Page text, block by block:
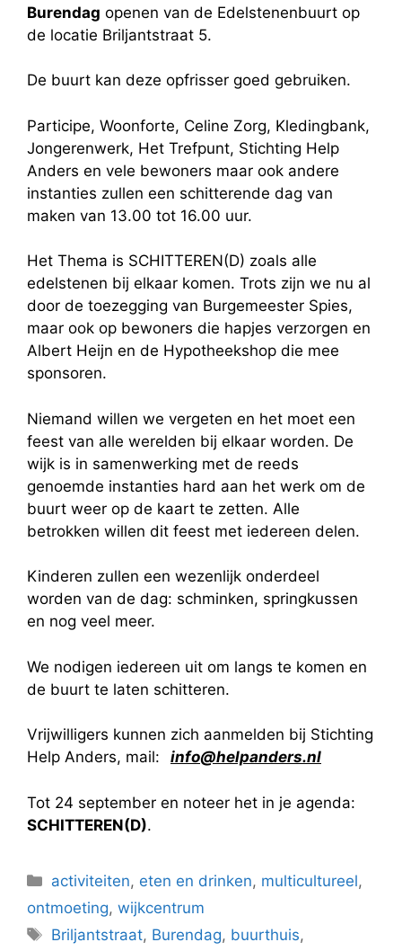
Burendag openen van de Edelstenenbuurt op
de locatie Briljantstraat 5.
De buurt kan deze opfrisser goed gebruiken.
Participe, Woonforte, Celine Zorg, Kledingbank,
Jongerenwerk, Het Trefpunt, Stichting Help
Anders en vele bewoners maar ook andere
instanties zullen een schitterende dag van
maken van 13.00 tot 16.00 uur.
Het Thema is SCHITTEREN(D) zoals alle
edelstenen bij elkaar komen. Trots zijn we nu al
door de toezegging van Burgemeester Spies,
maar ook op bewoners die hapjes verzorgen en
Albert Heijn en de Hypotheekshop die mee
sponsoren.
Niemand willen we vergeten en het moet een
feest van alle werelden bij elkaar worden. De
wijk is in samenwerking met de reeds
genoemde instanties hard aan het werk om de
buurt weer op de kaart te zetten. Alle
betrokken willen dit feest met iedereen delen.
Kinderen zullen een wezenlijk onderdeel
worden van de dag: schminken, springkussen
en nog veel meer.
We nodigen iedereen uit om langs te komen en
de buurt te laten schitteren.
Vrijwilligers kunnen zich aanmelden bij Stichting
Help Anders, mail:
info@helpanders.nl
Tot 24 september en noteer het in je agenda:
SCHITTEREN(D).
Categorieën
activiteiten, eten en drinken, multicultureel,
ontmoeting, wijkcentrum
Tags
Briljantstraat, Burendag, buurthuis,